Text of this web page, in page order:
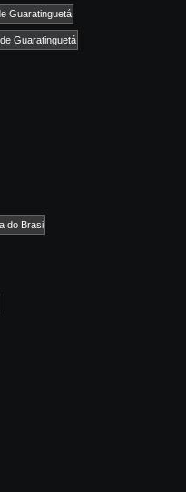
Guaratinguetá
Guaratinguetá
do Brasi